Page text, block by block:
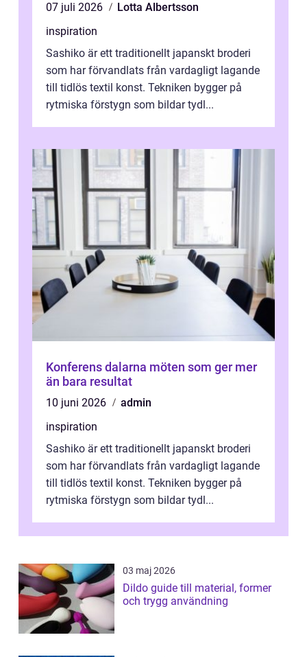
07 juli 2026
Lotta Albertsson
inspiration
Sashiko är ett traditionellt japanskt broderi
som har förvandlats från vardagligt lagande
till tidlös textil konst. Tekniken bygger på
rytmiska förstygn som bildar tydl...
Konferens dalarna möten som ger mer
än bara resultat
10 juni 2026
admin
inspiration
Sashiko är ett traditionellt japanskt broderi
som har förvandlats från vardagligt lagande
till tidlös textil konst. Tekniken bygger på
rytmiska förstygn som bildar tydl...
03 maj 2026
Dildo guide till material, former
och trygg användning